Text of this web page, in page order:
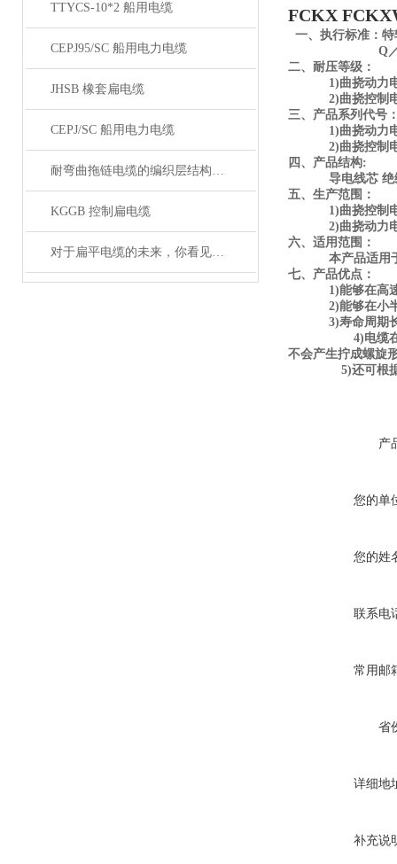
TTYCS-10*2 船用电缆
CEPJ95/SC 船用电力电缆
JHSB 橡套扁电缆
CEPJ/SC 船用电力电缆
耐弯曲拖链电缆的编织层结构有哪几种
KGGB 控制扁电缆
对于扁平电缆的未来，你看见希望了吗？
FCKX
一、执行标准：
Q／12 YJ
二、耐压等级：
1)曲挠动力电
2)曲挠控制电缆
三、产品系列代号
1)曲挠动力电
2)曲挠控制电
四、产品结构:
导电线芯 绝缘
五、生产范围：
1)曲挠控制电缆
2)曲挠动力电缆
六、适用范围：
本产品适用于要
七、产品优点：
1)能够在高速
2)能够在小半径
3)寿命周期长,
4)电缆在受到同
不会产生拧成螺旋
5)还可根据用户
产
您的单
您的姓
联系电
常用邮
省
详细地
补充说